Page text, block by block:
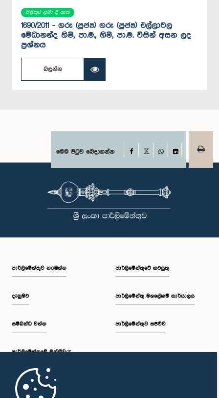
පිළිතුර ලබා දී ඇත
1690/2011 - ගරු (පූජ්‍ය) ගරු (පූජ්‍ය) එල්ලාවල
මේධානන්ද හිමි, පා.ම., හිමි, පා.ම. විසින් අසන ලද
ප්‍රශ්නය
බලන්න
මෙම පිටුව බෙදාගන්න Facebook
පාර්ලි‌මේන්තුව නරඹන්න
දැනුමට
සම්බන්ධ වන්න
පාර්ලි‌මේන්තුවේ මන්ත්‍රීවරු
මුල් පිටුව
පාර්ලිමේන්තුවේ කටයුතු
පාර්ලිමේන්තු මහලේකම් කාර්යාලය
පාර්ලිමේන්තුව සජීවීව